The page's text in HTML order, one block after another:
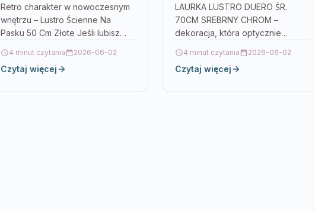
Retro charakter w nowoczesnym
wnętrzu – Lustro Ścienne Na
Pasku 50 Cm Złote Jeśli lubisz
tylko funkcja, ale…
4 minut czytania 2026-06-02
Czytaj więcej
SREBRNY CHROM
LAURKA LUSTRO DUERO ŚR.
70CM SREBRNY CHROM –
dekoracja, która optycznie
elementu, który od razu podniesie
charakter pomieszczenia, LAURKA
4 minut czytania 2026-06-02
Czytaj więcej